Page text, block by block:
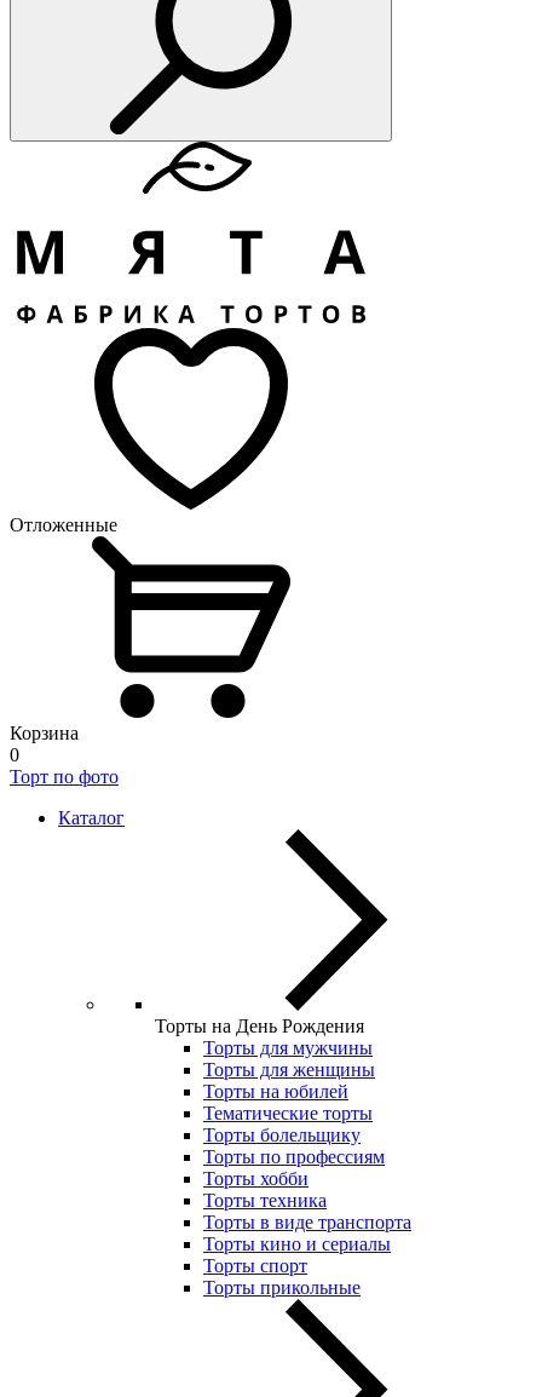
Отложенные
Корзина
0
Торт по фото
Каталог
Торты на День Рождения
Торты для мужчины
Торты для женщины
Торты на юбилей
Тематические торты
Торты болельщику
Торты по профессиям
Торты хобби
Торты техника
Торты в виде транспорта
Торты кино и сериалы
Торты спорт
Торты прикольные